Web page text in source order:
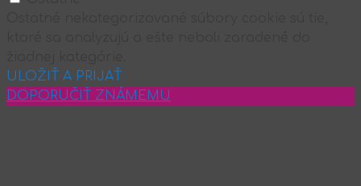
ULOŽIŤ A PRIJAŤ
DOPORUČIŤ ZNÁMEMU